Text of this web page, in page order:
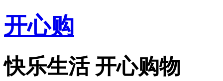
开心购
快乐生活 开心购物